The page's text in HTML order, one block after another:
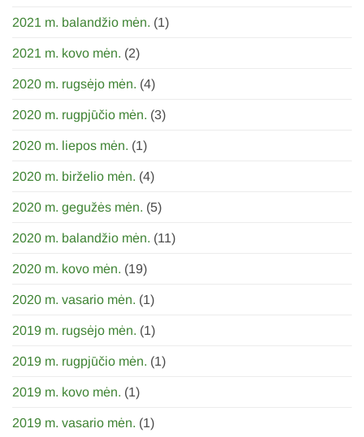
2021 m. balandžio mėn. (1)
2021 m. kovo mėn. (2)
2020 m. rugsėjo mėn. (4)
2020 m. rugpjūčio mėn. (3)
2020 m. liepos mėn. (1)
2020 m. birželio mėn. (4)
2020 m. gegužės mėn. (5)
2020 m. balandžio mėn. (11)
2020 m. kovo mėn. (19)
2020 m. vasario mėn. (1)
2019 m. rugsėjo mėn. (1)
2019 m. rugpjūčio mėn. (1)
2019 m. kovo mėn. (1)
2019 m. vasario mėn. (1)